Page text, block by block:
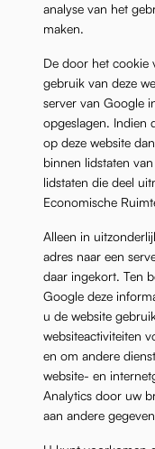
analyse van het
maken.
De door het cookie
gebruik van deze
server van Google
opgeslagen. Indien
op deze website
binnen lidstaten
lidstaten die deel
Economische
Alleen in
adres naar een
daar ingekort. Ten
Google deze
u de website
websiteactiviteiten
en om andere
website- en
Analytics door uw
aan andere